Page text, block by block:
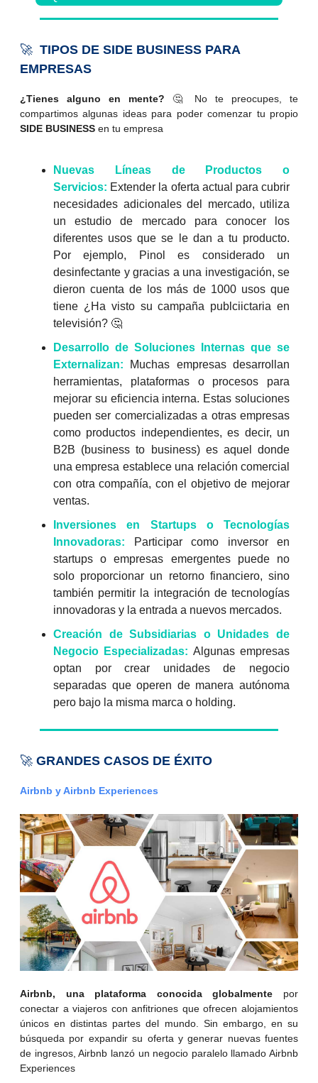
🚀 TIPOS DE SIDE BUSINESS PARA
EMPRESAS
¿Tienes alguno en mente? 🤔 No te preocupes, te
compartimos algunas ideas para poder comenzar tu propio
SIDE BUSINESS en tu empresa
Nuevas Líneas de Productos o
Servicios: Extender la oferta actual para cubrir
necesidades adicionales del mercado, utiliza
un estudio de mercado para conocer los
diferentes usos que se le dan a tu producto.
Por ejemplo, Pinol es considerado un
desinfectante y gracias a una investigación, se
dieron cuenta de los más de 1000 usos que
tiene ¿Ha visto su campaña publciictaria en
televisión? 🤔
Desarrollo de Soluciones Internas que se
Externalizan:
Muchas empresas desarrollan
herramientas, plataformas o procesos para
mejorar su eficiencia interna. Estas soluciones
pueden ser comercializadas a otras empresas
como productos independientes, es decir, un
B2B (business to business) es aquel donde
una empresa establece una relación comercial
con otra compañía, con el objetivo de mejorar
ventas.
Inversiones en Startups o Tecnologías
Innovadoras:
Participar como inversor en
startups o empresas emergentes puede no
solo proporcionar un retorno financiero, sino
también permitir la integración de tecnologías
innovadoras y la entrada a nuevos mercados.
Creación de Subsidiarias o Unidades de
Negocio Especializadas: Algunas empresas
optan por crear unidades de negocio
separadas que operen de manera autónoma
pero bajo la misma marca o holding.
🚀 GRANDES CASOS DE ÉXITO
Airbnb y Airbnb Experiences
Airbnb, una plataforma conocida globalmente por
conectar a viajeros con anfitriones que ofrecen alojamientos
únicos en distintas partes del mundo. Sin embargo, en su
búsqueda por expandir su oferta y generar nuevas fuentes
de ingresos, Airbnb lanzó un negocio paralelo llamado Airbnb
Experiences